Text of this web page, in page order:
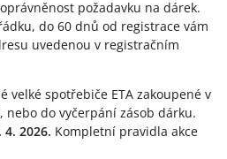
požadavku na dárek.
do 60 dnů od registrace vám
uvedenou v registračním
velké spotřebiče ETA zakoupené v
, nebo do vyčerpání zásob dárku.
2026. Kompletní pravidla akce